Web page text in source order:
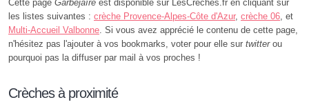
Cette page Garbejaïre est disponible sur LesCreches.fr en cliquant sur
les listes suivantes : crèche Provence-Alpes-Côte d'Azur, crèche 06 , et
Multi-Accueil Valbonne . Si vous avez apprécié le contenu de cette page,
n'hésitez pas l'ajouter à vos bookmarks, voter pour elle sur twitterou
pourquoi pas la diffuser par mail à vos proches !
Crèches à proximité